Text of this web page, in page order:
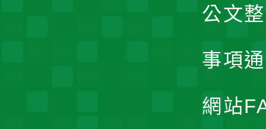
公文
事項
網站